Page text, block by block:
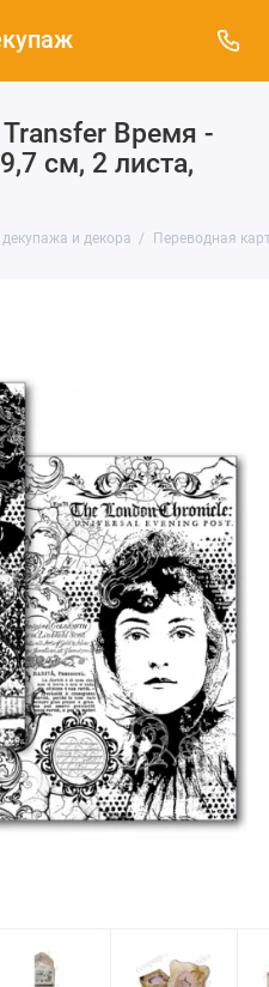
Время -
см, 2 листа,
и декора Переводная